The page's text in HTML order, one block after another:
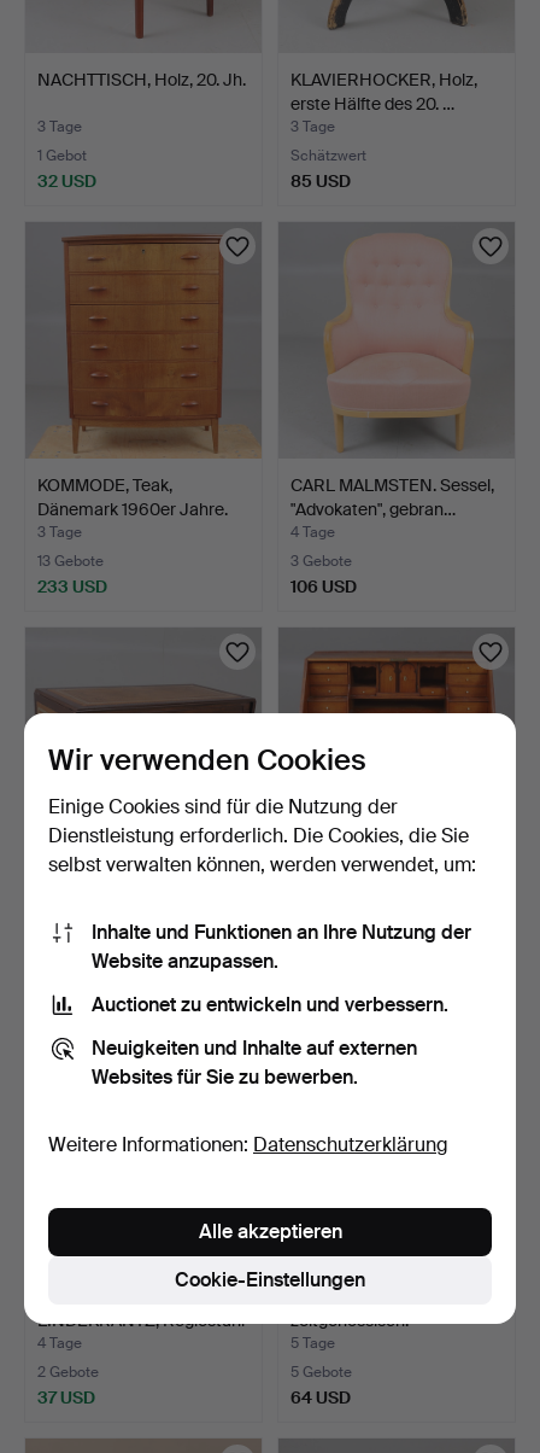
NACHTTISCH, Holz, 20. Jh.
3 Tage
1 Gebot
32 USD
KLAVIERHOCKER, Holz,
erste Hälfte des 20. …
3 Tage
Schätzwert
85 USD
KOMMODE, Teak,
Dänemark 1960er Jahre.
3 Tage
13 Gebote
233 USD
CARL MALMSTEN. Sessel,
"Advokaten", gebran…
4 Tage
3 Gebote
106 USD
4 Tage
Schätzwert
85 USD
4 Tage
85 USD
LINDEKRANTZ, Regiestuhl
…
4 Tage
2 Gebote
37 USD
HOCKER, 2 Stück, Holz,
zeitgenössisch.
5 Tage
5 Gebote
64 USD
Wir verwenden Cookies
Einige Cookies sind für die Nutzung der
Dienstleistung erforderlich. Die Cookies, die Sie
selbst verwalten können, werden verwendet, um:
Inhalte und Funktionen an Ihre Nutzung der
Website anzupassen.
Auctionet zu entwickeln und verbessern.
Neuigkeiten und Inhalte auf externen
Websites für Sie zu bewerben.
Weitere Informationen: Datenschutzerklärung
Cookie-Einstellungen
Alle akzeptieren